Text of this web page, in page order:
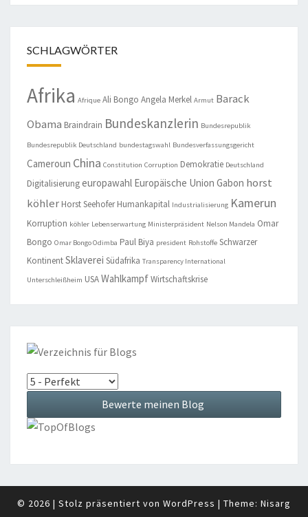
SCHLAGWÖRTER
Afrika Afrique Ali Bongo Angela Merkel Armut Barack
Obama Braindrain Bundeskanzlerin Bundesrepublik
Bundesrepublik Deutschland bundestagswahl Bundesverfassungsgericht
Cameroun China Constitution Corruption Demokratie Deutschland
Digitalisierungeuropawahl Europäische Union Gabon horst
köhler Horst Seehofer Humankapital Industrialisierung Kamerun
Korruption köhler Lebenserwartung Ministerpräsident Nelson Mandela Omar
Bongo Omar Bongo Odimba Paul Biya president Rohstoffe Schwarzer
KontinentSklaverei Südafrika Transparency International
Unterschleißheim USAWahlkampfWirtschaftskrise
© 2026 | Stolz präsentiert von WordPress | Theme: Nisarg